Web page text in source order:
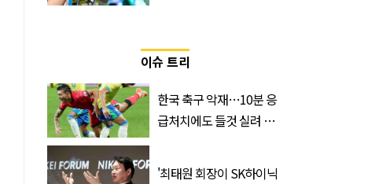
이슈 트리
한국 축구 악재…10분 응
급처치에도 들것 실려 이
'최태원 회장이 SK하이닉